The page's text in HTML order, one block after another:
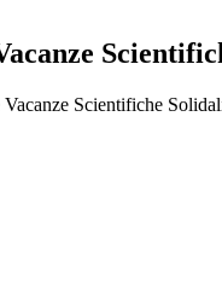
Scientifiche